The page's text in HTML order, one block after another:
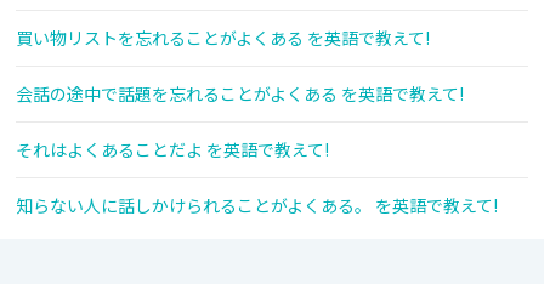
買い物リストを忘れることがよくある を英語で教えて!
会話の途中で話題を忘れることがよくある を英語で教えて!
それはよくあることだよ を英語で教えて!
知らない人に話しかけられることがよくある。 を英語で教えて!